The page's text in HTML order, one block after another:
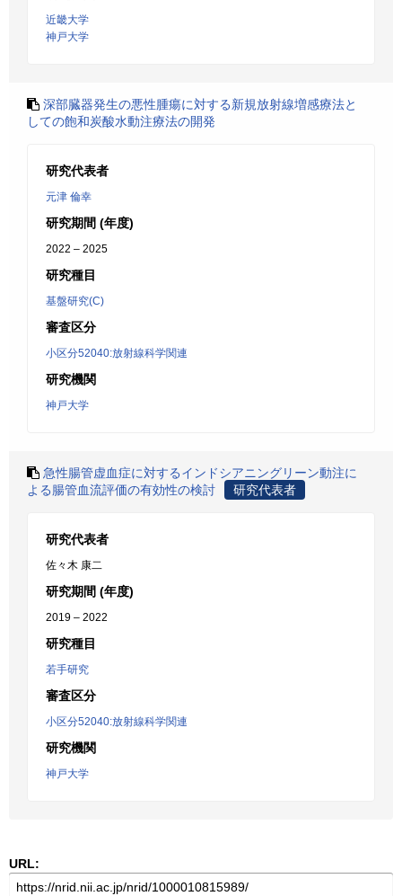
近畿大学
神戸大学
深部臓器発生の悪性腫瘍に対する新規放射線増感療法と
しての飽和炭酸水動注療法の開発
研究代表者
元津 倫幸
研究期間 (年度)
2022 – 2025
研究種目
基盤研究(C)
審査区分
小区分52040:放射線科学関連
研究機関
神戸大学
急性腸管虚血症に対するインドシアニングリーン動注に
よる腸管血流評価の有効性の検討
研究代表者
研究代表者
佐々木 康二
研究期間 (年度)
2019 – 2022
研究種目
若手研究
審査区分
小区分52040:放射線科学関連
研究機関
神戸大学
URL: